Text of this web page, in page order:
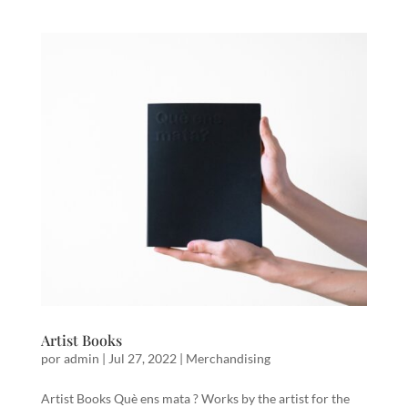
Artist Books
poradmin | Jul 27, 2022 | Merchandising
Artist Books Què ens mata ? Works by the artist for the